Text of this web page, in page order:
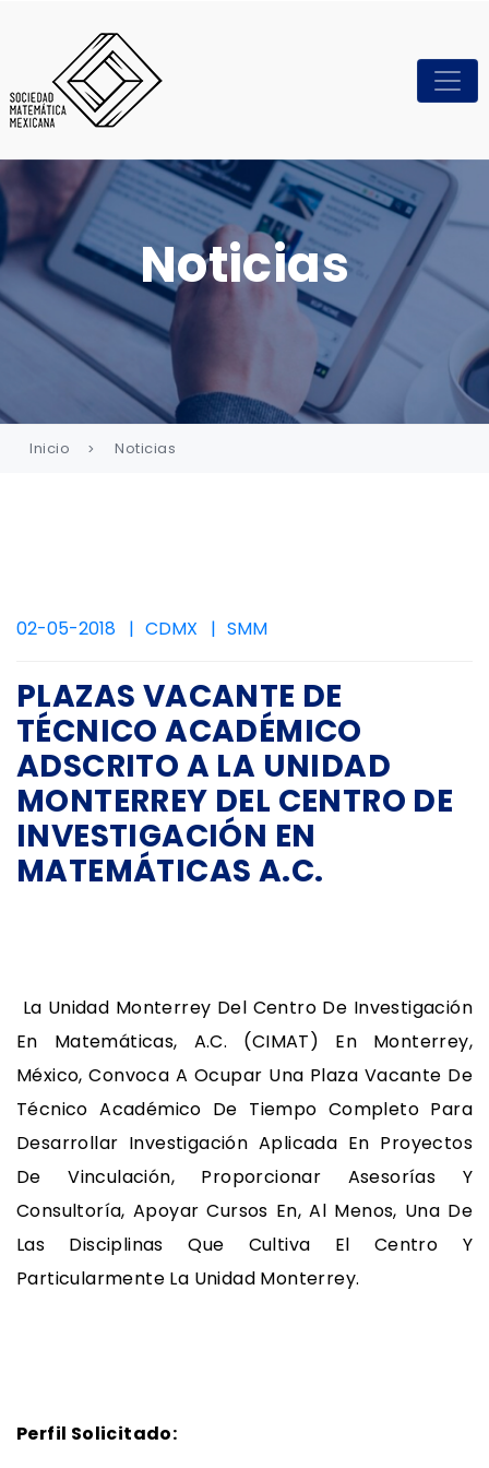
Noticias
Inicio Noticias
02-05-2018 CDMX SMM
PLAZAS VACANTE DE
TÉCNICO ACADÉMICO
ADSCRITO A LA UNIDAD
MONTERREY DEL CENTRO DE
INVESTIGACIÓN EN
MATEMÁTICAS A.C.
La Unidad Monterrey Del Centro De Investigación
En Matemáticas, A.C. (CIMAT) En Monterrey,
México, Convoca A Ocupar Una Plaza Vacante De
Técnico Académico De Tiempo Completo Para
Desarrollar Investigación Aplicada En Proyectos
De Vinculación, Proporcionar Asesorías Y
Consultoría, Apoyar Cursos En, Al Menos, Una De
Las Disciplinas Que Cultiva El Centro Y
Particularmente La Unidad Monterrey.
Perfil Solicitado: